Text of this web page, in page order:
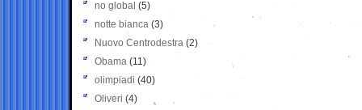
no global (5)
notte bianca (3)
Nuovo Centrodestra (2)
Obama (11)
olimpiadi (40)
Oliveri (4)